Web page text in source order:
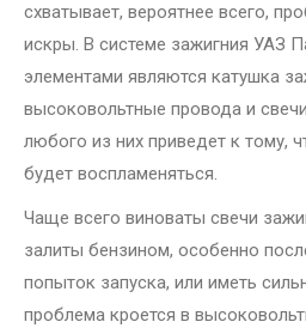
схватывает, вероятнее всего,
искры. В системе зажигния УАЗ
элементами являются катушка
высоковольтные провода и
любого из них приведет к тому,
будет воспламеняться.
Чаще всего виноваты свечи
залиты бензином, особенно
попыток запуска, или иметь
проблема кроется в